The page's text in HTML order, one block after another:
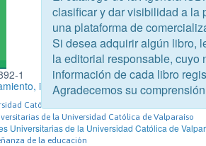
1
innovación e investigación de la
Católica de Valparaíso
de la Universidad Católica de Valparaíso
Universitarias de la Universidad Católica de
de la educación
clasificar y dar visibilidad a la
una plataforma de
Si desea adquirir algún libro,
la editorial responsable, cuyo
información de cada libro
Agradecemos su